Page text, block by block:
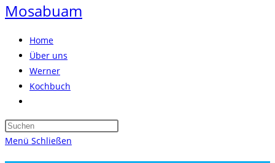
Mosabuam
Home
Über uns
Werner
Kochbuch
umschalten
Press
Menü Schließen